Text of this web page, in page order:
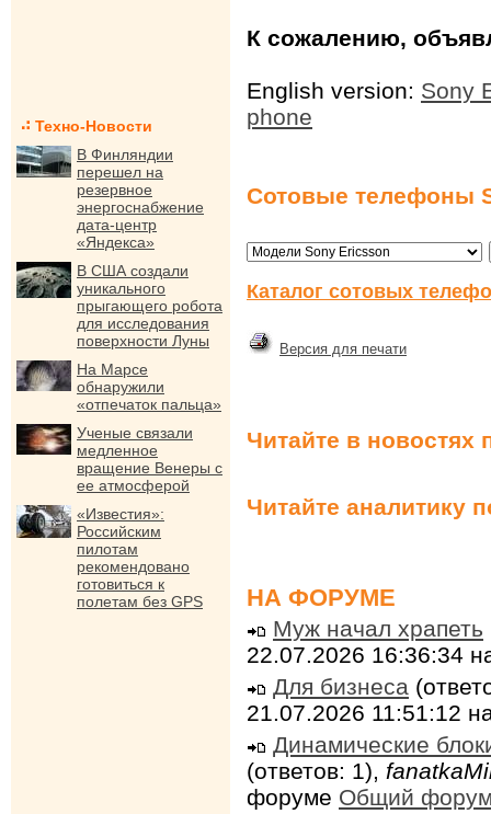
Техно-Новости
В Финляндии
перешел на
резервное
энергоснабжение
дата-центр
«Яндекса»
В США создали
уникального
прыгающего робота
для исследования
поверхности Луны
На Марсе
обнаружили
«отпечаток пальца»
Ученые связали
медленное
вращение Венеры с
ее атмосферой
«Известия»:
Российским
пилотам
рекомендовано
готовиться к
полетам без GPS
К сожалению,
English version: Sony
phone
Сотовые телефоны
Каталог сотовых
Версия для печати
Читайте в новостях
Читайте аналитику
НА ФОРУМЕ
Муж начал храпеть
22.07.2026 16:36:34
Для бизнеса
21.07.2026 11:51:12
Динамические
(ответов: 1),
форуме Общий